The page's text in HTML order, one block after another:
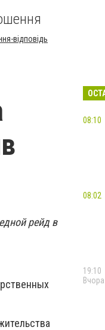
відповідь
рейд в
08:10
08:02
19:10
Вчора